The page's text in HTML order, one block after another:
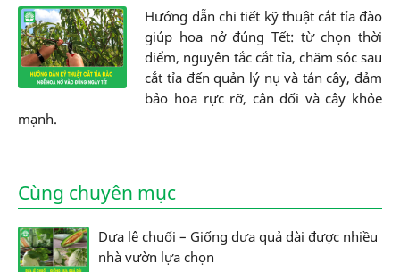
Hướng dẫn chi tiết kỹ thuật cắt tỉa đào
giúp hoa nở đúng Tết: từ chọn thời
điểm, nguyên tắc cắt tỉa, chăm sóc sau
cắt tỉa đến quản lý nụ và tán cây, đảm
bảo hoa rực rỡ, cân đối và cây khỏe
mạnh.
Cùng chuyên mục
Dưa lê chuối – Giống dưa quả dài được nhiều
nhà vườn lựa chọn